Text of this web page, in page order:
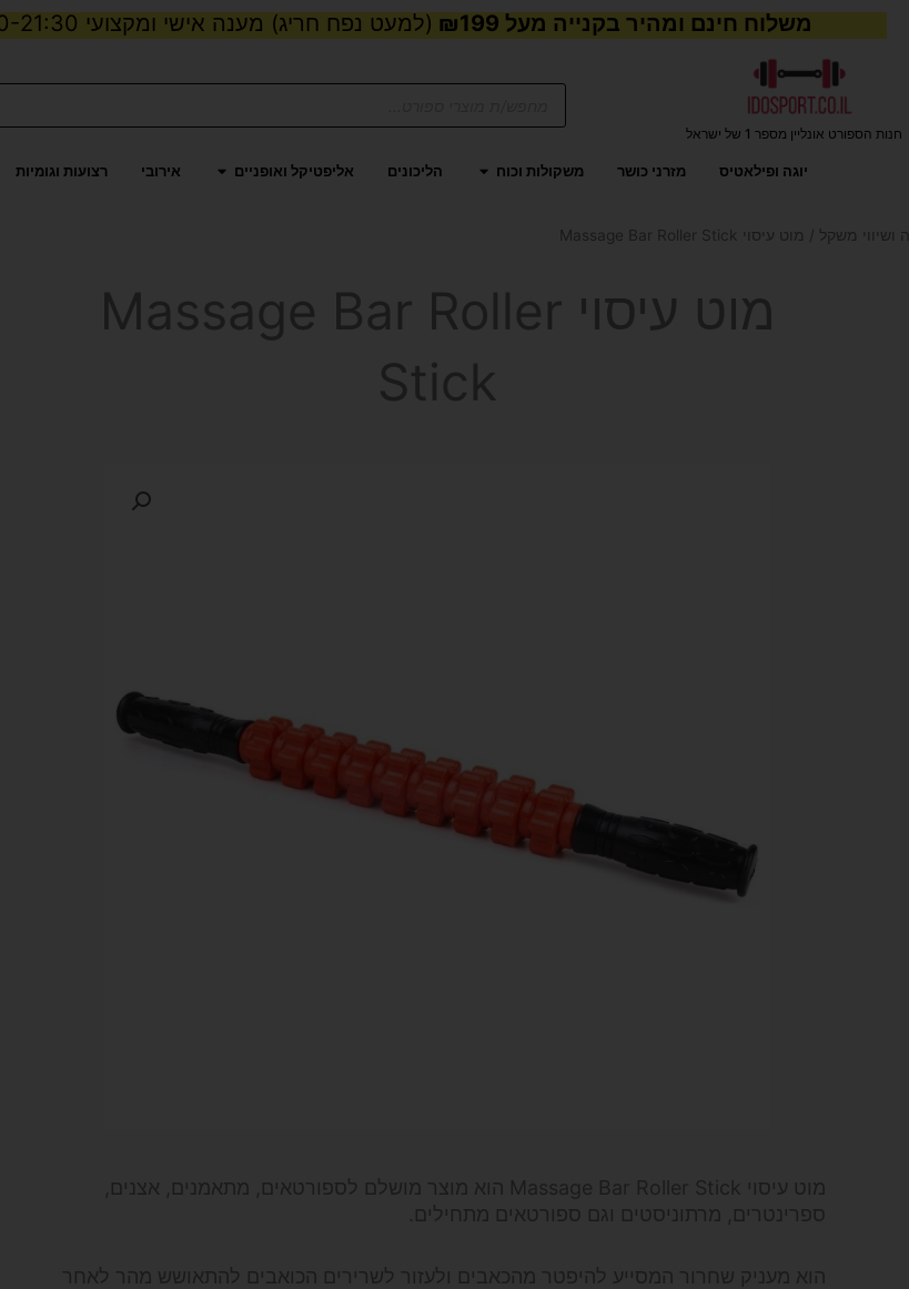
משלוח חינם ומהיר בקנייה מעל ₪199 (למעט נפח חריג) מענה אישי ומקצועי 9:00-21:30 / טלפון:
חנות הספורט אונליין מספר 1 של ישראל
Products
יוגה ופילאטיס מזרני כושר משקולות וכוח פתח משקולות וכוח
הליכונים אליפטיקל ואופניים פתח אליפטיקל ואופניים
אירובי רצועות וגומיות
ושיווי משקל / מוט עיסוי Massage Bar Roller Stick
מוט עיסוי Massage Bar Roller
Stick
מוט עיסוי Massage Bar Roller Stick הוא מוצר מושלם לספורטאים, מתאמנים, אצנים,
ספרינטרים, מרתוניסטים וגם ספורטאים מתחילים.
הוא מעניק שחרור המסייע להיפטר מהכאבים ולעזור לשרירים הכואבים להתאושש מהר לאחר